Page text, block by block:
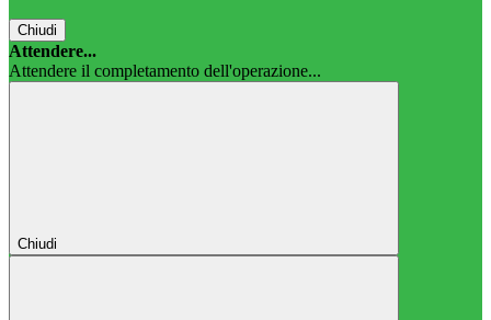
Chiudi
Attendere...
Attendere il completamento dell'operazione...
Chiudi